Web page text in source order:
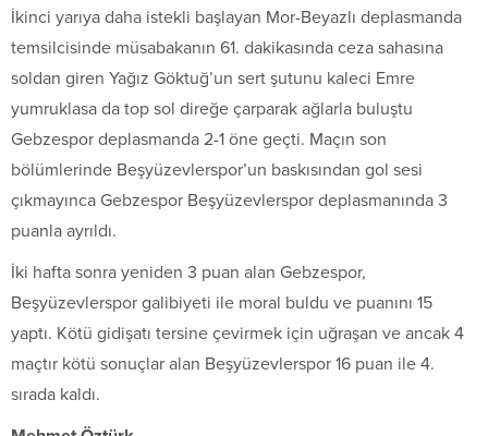
İkinci yarıya daha istekli başlayan Mor-Beyazlı deplasmanda
temsilcisinde müsabakanın 61. dakikasında ceza sahasına
soldan giren Yağız Göktuğ’un sert şutunu kaleci Emre
yumruklasa da top sol direğe çarparak ağlarla buluştu
Gebzespor deplasmanda 2-1 öne geçti. Maçın son
bölümlerinde Beşyüzevlerspor’un baskısından gol sesi
çıkmayınca Gebzespor Beşyüzevlerspor deplasmanında 3
puanla ayrıldı.
İki hafta sonra yeniden 3 puan alan Gebzespor,
Beşyüzevlerspor galibiyeti ile moral buldu ve puanını 15
yaptı. Kötü gidişatı tersine çevirmek için uğraşan ve ancak 4
maçtır kötü sonuçlar alan Beşyüzevlerspor 16 puan ile 4.
sırada kaldı.